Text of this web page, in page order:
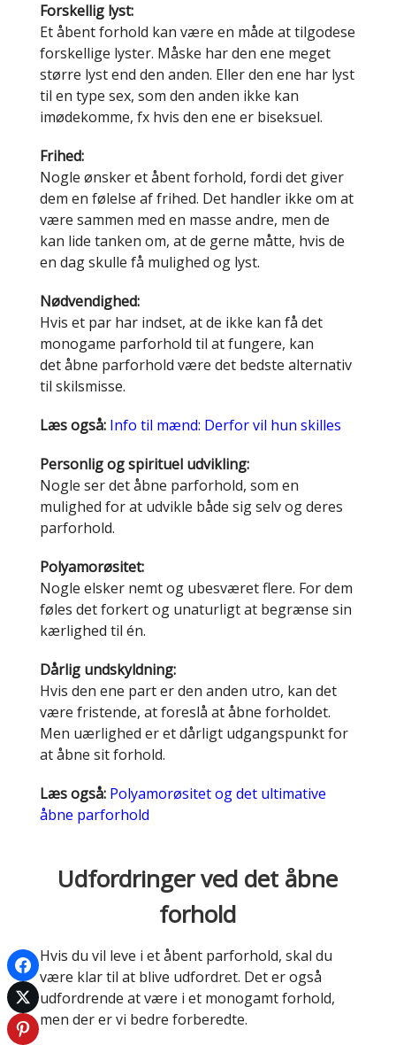
Forskellig lyst:
Et åbent forhold kan være en måde at tilgodese
forskellige lyster. Måske har den ene meget
større lyst end den anden. Eller den ene har lyst
til en type sex, som den anden ikke kan
imødekomme, fx hvis den ene er biseksuel.
Frihed:
Nogle ønsker et åbent forhold, fordi det giver
dem en følelse af frihed. Det handler ikke om at
være sammen med en masse andre, men de
kan lide tanken om, at de gerne måtte, hvis de
en dag skulle få mulighed og lyst.
Nødvendighed:
Hvis et par har indset, at de ikke kan få det
monogame parforhold til at fungere, kan
det åbne parforhold være det bedste alternativ
til skilsmisse.
Læs også: Info til mænd: Derfor vil hun skilles
Personlig og spirituel udvikling:
Nogle ser det åbne parforhold, som en
mulighed for at udvikle både sig selv og deres
parforhold.
Polyamorøsitet:
Nogle elsker nemt og ubesværet flere. For dem
føles det forkert og unaturligt at begrænse sin
kærlighed til én.
Dårlig undskyldning:
Hvis den ene part er den anden utro, kan det
være fristende, at foreslå at åbne forholdet.
Men uærlighed er et dårligt udgangspunkt for
at åbne sit forhold.
Læs også: Polyamorøsitet og det ultimative
åbne parforhold
Udfordringer ved det åbne
forhold
Hvis du vil leve i et åbent parforhold, skal du
være klar til at blive udfordret. Det er også
udfordrende at være i et monogamt forhold,
men der er vi bedre forberedte.